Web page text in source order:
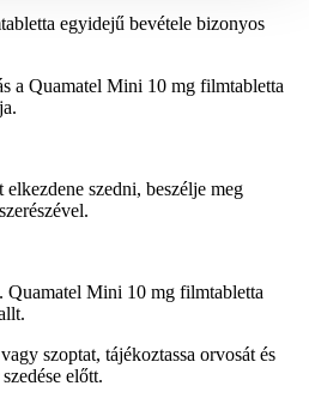
egyidejű bevétele bizonyos
a Quamatel Mini 10 mg filmtabletta
szedni, beszélje meg
Quamatel Mini 10 mg filmtabletta
szoptat, tájékoztassa orvosát és
előtt.